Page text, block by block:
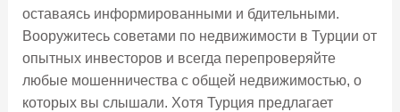
оставаясь информированными и бдительными.
Вооружитесь советами по недвижимости в Турции от
опытных инвесторов и всегда перепроверяйте
любые мошенничества с общей недвижимостью, о
которых вы слышали. Хотя Турция предлагает